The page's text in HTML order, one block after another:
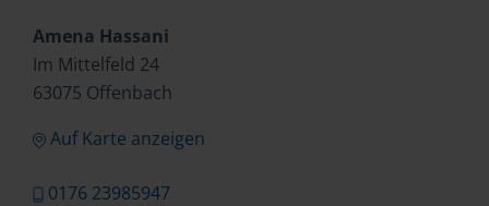
Amena Hassani
Im Mittelfeld 24
63075 Offenbach
Auf Karte anzeigen
0176 23985947